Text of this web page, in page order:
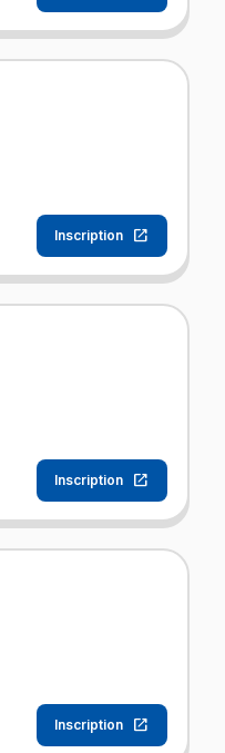
Inscription
Inscription
Inscription